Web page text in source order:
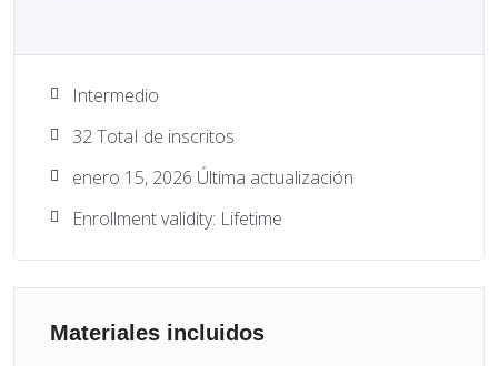
Intermedio
32 TotaI de inscritos
enero 15, 2026 Última actualización
Enrollment validity: Lifetime
Materiales incluidos